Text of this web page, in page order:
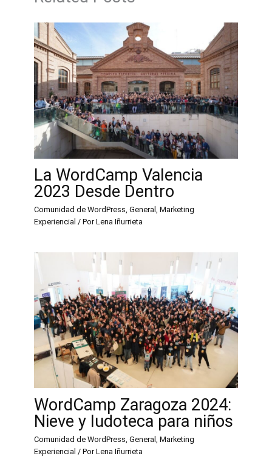
La WordCamp Valencia
2023 Desde Dentro
Comunidad de WordPress,General,Marketing
Experiencial / PorLena Iñurrieta
WordCamp Zaragoza 2024:
Nieve y ludoteca para niños
Comunidad de WordPress ,General ,Marketing
Experiencial / PorLena Iñurrieta